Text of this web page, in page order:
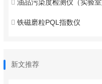
油品污染度检测仪（实验室
铁磁磨粒PQL指数仪
新文推荐